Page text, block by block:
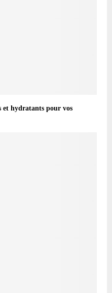
et hydratants pour vos